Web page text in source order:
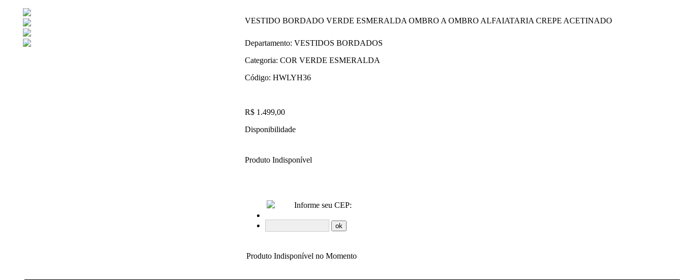
VESTIDO BORDADO VERDE ESMERALDA OMBRO A OMBRO ALFAIATARIA CREPE ACETINADO
Departamento: VESTIDOS BORDADOS
Categoria: COR VERDE ESMERALDA
Código: HWLYH36
R$ 1.499,00
Disponibilidade
Produto Indisponível
Informe seu CEP:
Produto Indisponível no Momento